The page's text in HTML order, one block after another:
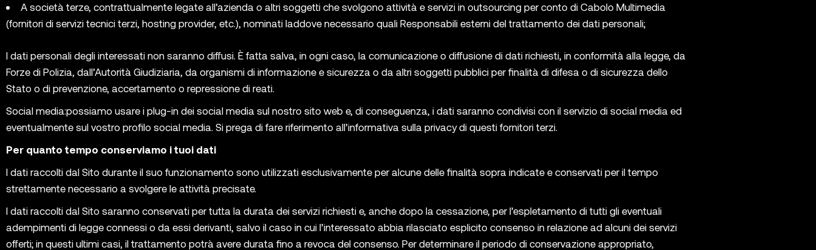
A società terze, contrattualmente legate all’azienda o altri soggetti che svolgono attività e servizi in outsourcing per conto di Cabolo Multimedia
(fornitori di servizi tecnici terzi, hosting provider, etc.), nominati laddove necessario quali Responsabili esterni del trattamento dei dati personali;
I dati personali degli interessati non saranno diffusi. È fatta salva, in ogni caso, la comunicazione o diffusione di dati richiesti, in conformità alla legge, da
Forze di Polizia, dall’Autorità Giudiziaria, da organismi di informazione e sicurezza o da altri soggetti pubblici per finalità di difesa o di sicurezza dello
Stato o di prevenzione, accertamento o repressione di reati.
Social media:possiamo usare i plug-in dei social media sul nostro sito web e, di conseguenza, i dati saranno condivisi con il servizio di social media ed
eventualmente sul vostro profilo social media. Si prega di fare riferimento all’informativa sulla privacy di questi fornitori terzi.
Per quanto tempo conserviamo i tuoi dati
I dati raccolti dal Sito durante il suo funzionamento sono utilizzati esclusivamente per alcune delle finalità sopra indicate e conservati per il tempo
strettamente necessario a svolgere le attività precisate.
I dati raccolti dal Sito saranno conservati per tutta la durata dei servizi richiesti e, anche dopo la cessazione, per l’espletamento di tutti gli eventuali
adempimenti di legge connessi o da essi derivanti, salvo il caso in cui l’interessato abbia rilasciato esplicito consenso in relazione ad alcuni dei servizi
offerti; in questi ultimi casi, il trattamento potrà avere durata fino a revoca del consenso. Per determinare il periodo di conservazione appropriato,